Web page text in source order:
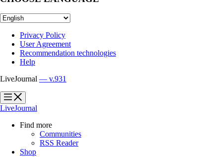
Privacy Policy
User Agreement
Recommendation technologies
Help
LiveJournal — v.931
?
?
LiveJournal
Find more
Communities
RSS Reader
Shop